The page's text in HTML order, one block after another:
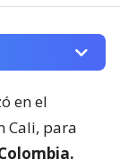
en el
Cali, para